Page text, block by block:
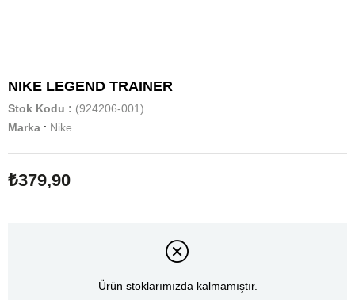
NIKE LEGEND TRAINER
Stok Kodu
(924206-001)
Marka : Nike
₺379,90
Ürün stoklarımızda kalmamıştır.